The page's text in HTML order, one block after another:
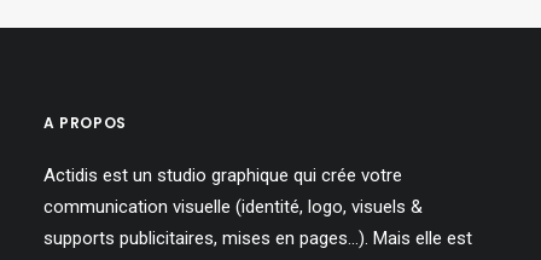
A PROPOS
Actidis est un studio graphique qui crée votre
communication visuelle (identité, logo, visuels &
supports publicitaires, mises en pages…). Mais elle est